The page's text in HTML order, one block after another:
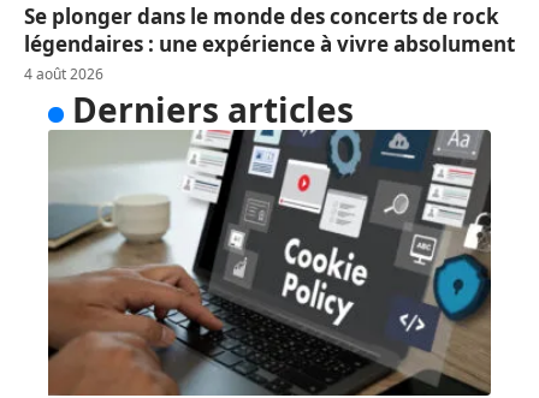
Se plonger dans le monde des concerts de rock
légendaires : une expérience à vivre absolument
4 août 2026
Derniers articles